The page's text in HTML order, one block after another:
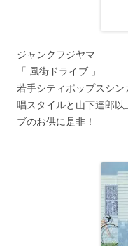
ジャンクフジヤマ
「 風街ドライブ 」
若手シティポップスシ
唱スタイルと山下達郎
ブのお供に是非！